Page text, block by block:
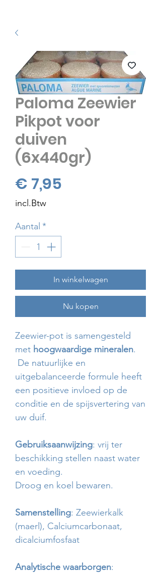
Paloma Zeewier
Pikpot voor
duiven
(6x440gr)
€ 7,95
incl.Btw
Aantal *
In winkelwagen
Nu kopen
Zeewier-pot is samengesteld
met hoogwaardige mineralen.
De natuurlijke en
uitgebalanceerde formule heeft
een positieve invloed op de
conditie en de spijsvertering van
uw duif.
Gebruiksaanwijzing: vrij ter
beschikking stellen naast water
en voeding.
Droog en koel bewaren.
Samenstelling: Zeewierkalk
(maerl), Calciumcarbonaat,
dicalciumfosfaat
Analytische waarborgen: